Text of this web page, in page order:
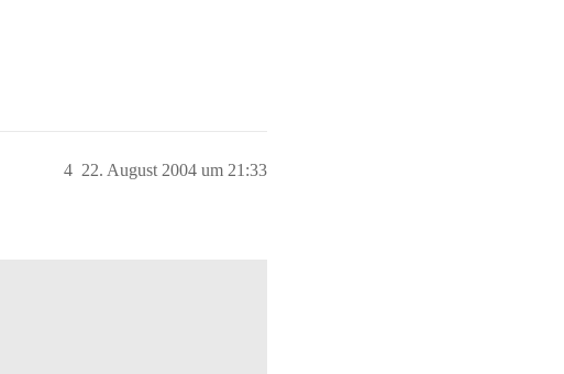
22. August 2004 um 21:33
4